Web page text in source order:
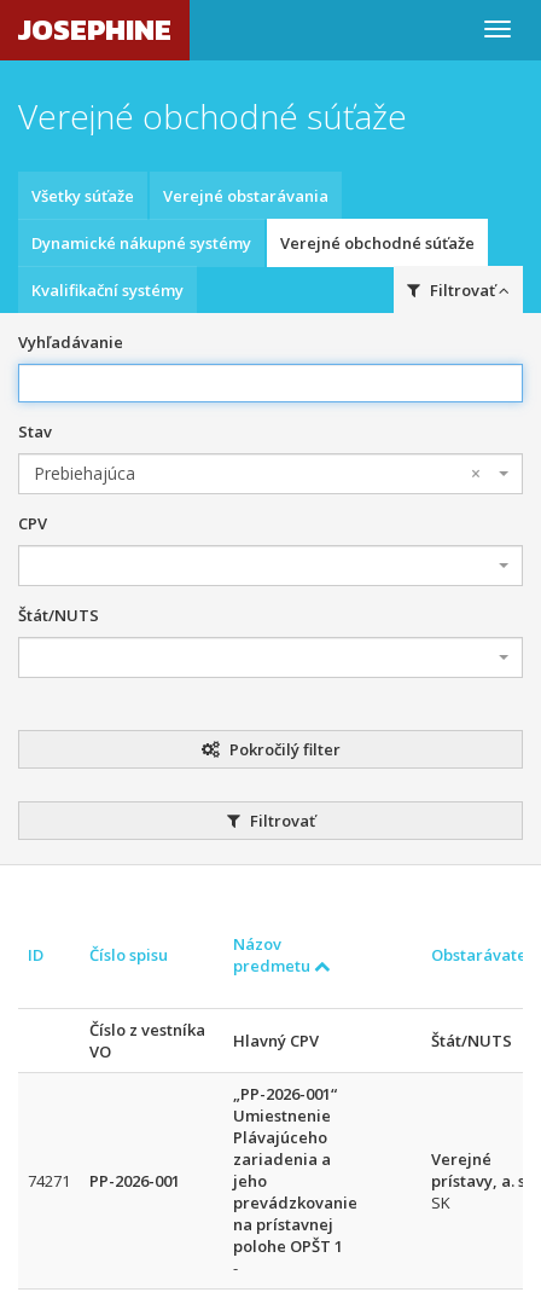
JOSEPHINE
Verejné obchodné súťaže
Všetky súťaže Verejné obstarávania
Dynamické nákupné systémy Verejné obchodné súťaže
Kvalifikační systémy Filtrovať
Vyhľadávanie
Stav
×
Prebiehajúca
CPV
Štát/NUTS
Pokročilý filter
Filtrovať
ID Číslo spisu
Názov
predmetu
Obstarávateľ
Číslo z vestníka
VO
Hlavný CPV Štát/NUTS
74271 PP-2026-001
„PP-2026-001“
Umiestnenie
Plávajúceho
zariadenia a
jeho
prevádzkovanie
na prístavnej
polohe OPŠT 1
-
Verejné
prístavy, a. s.
SK